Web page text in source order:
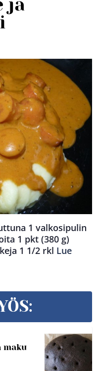
ja
1 valkosipulin
1 pkt (380 g)
1 1/2 rkl Lue
maku